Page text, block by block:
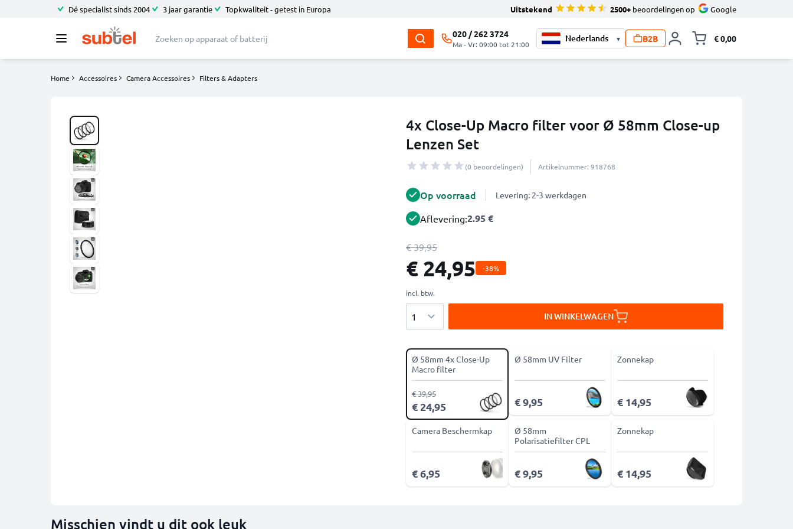
Dé specialist sinds 2004 3 jaar garantie Topkwaliteit - getest in Europa Uitstekend 2500+ beoordelingen op Google
020 / 262 3724
Ma - Vr: 09:00 tot 21:00
▾ B2B € 0,00
Home Accessoires Camera Accessoires Filters & Adapters
4x Close-Up Macro filter voor Ø 58mm Close-up
Lenzen Set
(0 beoordelingen) Artikelnummer: 918768
Op voorraad Levering: 2-3 werkdagen
Aflevering:2.95 €
€ 39,95
€ 24,95 -38%
incl. btw.
IN WINKELWAGEN
Ø 58mm 4x Close-Up
Macro filter
€ 24,95
€ 39,95
Ø 58mm UV Filter
€ 9,95
Zonnekap
€ 14,95
Camera Beschermkap
€ 6,95
Ø 58mm
Polarisatiefilter CPL
€ 9,95
Zonnekap
€ 14,95
Misschien vindt u dit ook leuk